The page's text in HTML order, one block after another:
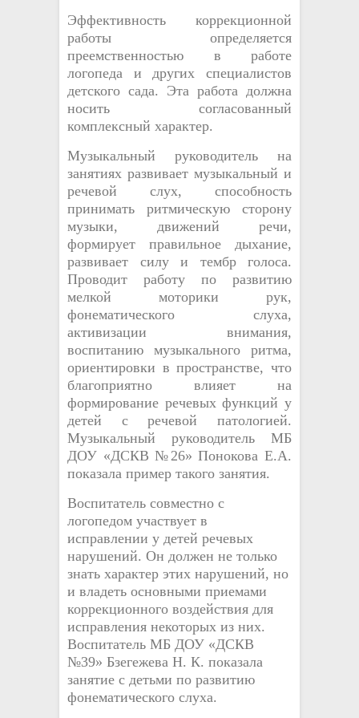
Эффективность коррекционной
работы определяется
преемственностью в работе
логопеда и других специалистов
детского сада. Эта работа должна
носить согласованный
комплексный характер.
Музыкальный руководитель на
занятиях развивает музыкальный и
речевой слух, способность
принимать ритмическую сторону
музыки, движений речи,
формирует правильное дыхание,
развивает силу и тембр голоса.
Проводит работу по развитию
мелкой моторики рук,
фонематического слуха,
активизации внимания,
воспитанию музыкального ритма,
ориентировки в пространстве, что
благоприятно влияет на
формирование речевых функций у
детей с речевой патологией.
Музыкальный руководитель МБ
ДОУ «ДСКВ №26» Понокова Е.А.
показала пример такого занятия.
Воспитатель совместно с
логопедом участвует в
исправлении у детей речевых
нарушений. Он должен не только
знать характер этих нарушений, но
и владеть основными приемами
коррекционного воздействия для
исправления некоторых из них.
Воспитатель МБ ДОУ «ДСКВ
№39» Бзегежева Н. К. показала
занятие с детьми по развитию
фонематического слуха.